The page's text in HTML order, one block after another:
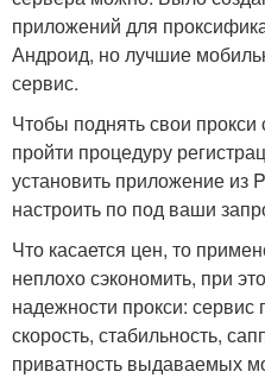
приложений для
Андроид, но лучшие
сервис.
Чтобы поднять свои
пройти процедуру
установить приложение из
настроить по под ваши
Что касается цен, то
неплохо сэкономить, при
надежности прокси:
скорость, стабильность,
приватность выдаваемых